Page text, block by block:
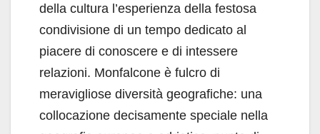
della cultura l’esperienza della festosa
condivisione di un tempo dedicato al
piacere di conoscere e di intessere
relazioni. Monfalcone è fulcro di
meravigliose diversità geografiche: una
collocazione decisamente speciale nella